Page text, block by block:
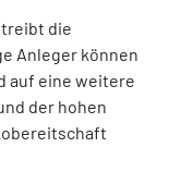
die
Anleger können
auf eine weitere
der hohen